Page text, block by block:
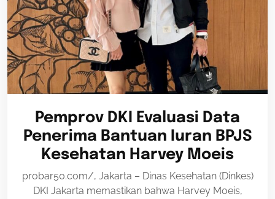
Pemprov DKI Evaluasi Data
Penerima Bantuan Iuran BPJS
Kesehatan Harvey Moeis
probar50.com/, Jakarta – Dinas Kesehatan (Dinkes)
DKI Jakarta memastikan bahwa Harvey Moeis,